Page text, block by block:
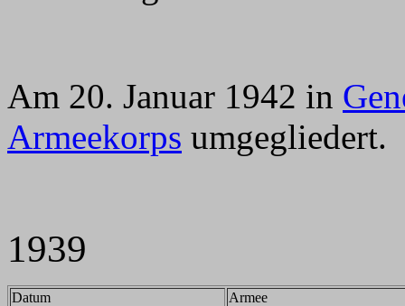
Am 20. Januar 1942 in
Armeekorps umgegliedert.
1939
Datum
Armee